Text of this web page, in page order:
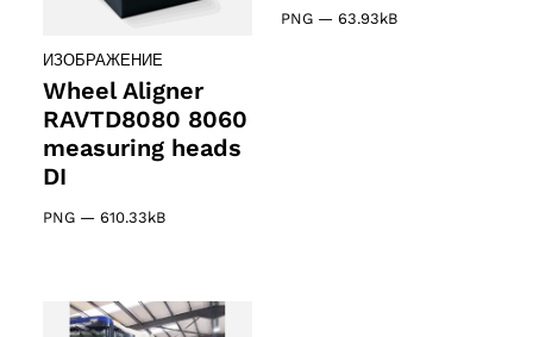
ИЗОБРАЖЕНИЕ
Wheel Aligner
RAVTD8080 8060
measuring heads
DI
PNG — 610.33kB
PNG — 63.93kB